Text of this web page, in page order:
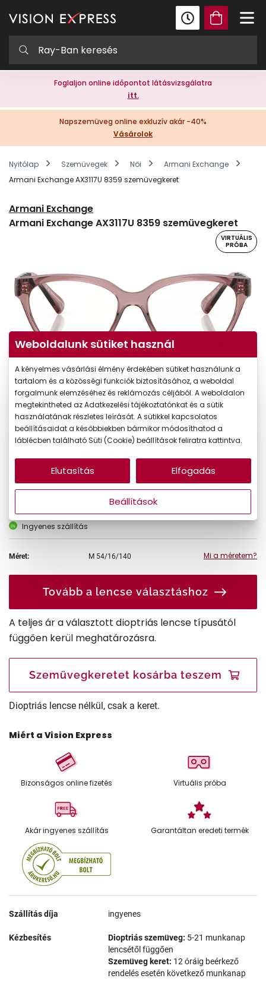
Foglaljon online időpontot látásvizsgálatra
itt.
Napszemüveg online exkluzív akár -40%
Vásárolok
Nyitólap Szemüvegek Női
Armani Exchange
Armani Exchange AX3117U 8359 szemüvegkeret
Armani Exchange
Armani Exchange AX3117U 8359 szemüvegkeret
VIRTUÁLIS
PRÓBA
A feltűntetett ár a szemüvegkeretre vonatkozik.
Ingyenes szállítás
Méret: M 54/16/140 Mi a méretem?
Tovább a lencse választáshoz
A teljes ár a választott dioptriás lencse típusától
függően kerül meghatározásra.
Szemüvegkeretet kosárba teszem
Dioptriás lencse nélkül, csak a keret.
Miért a Vision Express
Bizonságos online fizetés Virtuális próba
Akár ingyenes szállítás Garantáltan eredeti termék
Szállítás díja ingyenes
Kézbesítés Dioptriás szemüveg: 5-21 munkanap
lencsétől függően
Szemüveg keret: 12 óráig beérkező
rendelés esetén következő munkanap
Weboldalunk sütiket használ
A kényelmes vásárlási élmény érdekében sütiket használunk a
tartalom és a közösségi funkciók biztosításához, a weboldal
forgalmunk elemzéséhez és reklámozás céljából. A weboldalon
megtekintheted az Adatkezelési tájékoztatónkat és a sütik
használatának részletes leírását. A sütikkel kapcsolatos
beállításaidat a későbbiekben bármikor módosíthatod a
láblécben található Süti (Cookie) beállítások feliratra kattintva.
Beállítások
Elutasítás Elfogadás